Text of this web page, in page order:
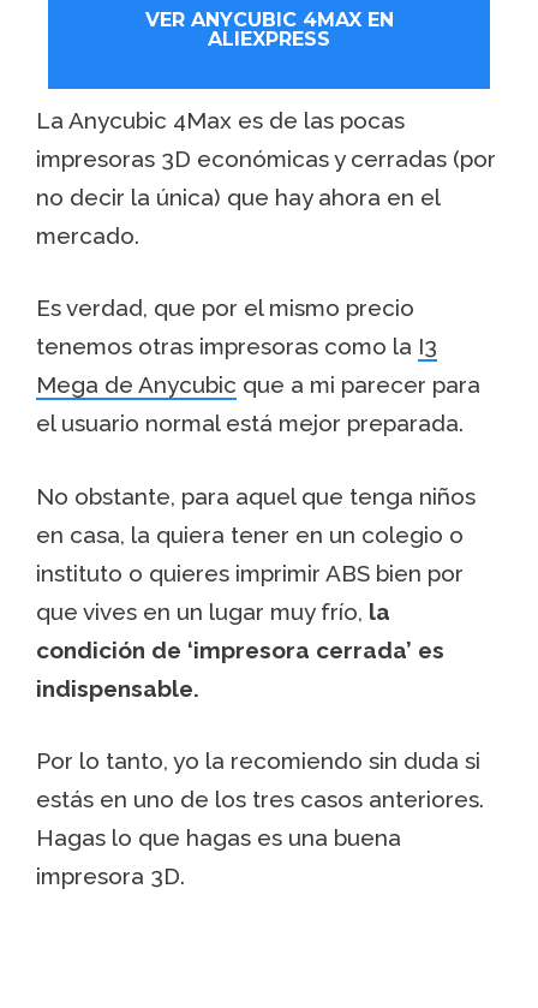
VER ANYCUBIC 4MAX EN
ALIEXPRESS
La Anycubic 4Max es de las pocas
impresoras 3D económicas y cerradas (por
no decir la única) que hay ahora en el
mercado.
Es verdad, que por el mismo precio
tenemos otras impresoras como la I3
Mega de Anycubic que a mi parecer para
el usuario normal está mejor preparada.
No obstante, para aquel que tenga niños
en casa, la quiera tener en un colegio o
instituto o quieres imprimir ABS bien por
que vives en un lugar muy frío, la
condición de ‘impresora cerrada’ es
indispensable.
Por lo tanto, yo la recomiendo sin duda si
estás en uno de los tres casos anteriores.
Hagas lo que hagas es una buena
impresora 3D.